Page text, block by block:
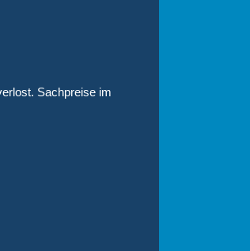
Sachpreise im